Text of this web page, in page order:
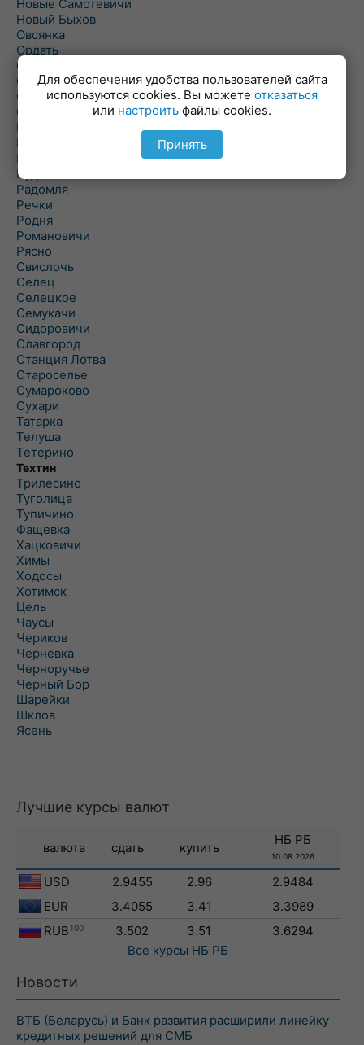
Новые Самотевичи
Новый Быхов
Овсянка
Ордать
Ореховка
Осиновка
Осиповичи
Осово
Павловичи
Паршино
Петуховка
Пудовня
Радомля
Речки
Родня
Романовичи
Рясно
Свислочь
Селец
Селецкое
Семукачи
Сидоровичи
Славгород
Станция Лотва
Староселье
Сумароково
Сухари
Татарка
Телуша
Тетерино
Техтин
Трилесино
Туголица
Тупичино
Фащевка
Хацковичи
Химы
Ходосы
Хотимск
Цель
Чаусы
Чериков
Черневка
Черноручье
Черный Бор
Шарейки
Шклов
Ясень
Лучшие курсы валют
валюта сдать купить
НБ РБ
10.08.2026
USD 2.9455 2.96
2.9484
EUR
3.4055 3.41
3.3989
RUB 100 3.502 3.51
3.6294
Все курсы НБ РБ
Новости
ВТБ (Беларусь) и Банк развития расширили линейку
кредитных решений для СМБ
Для обеспечения удобства пользователей сайта
используются cookies. Вы можете отказаться
или настроить файлы cookies.
Принять